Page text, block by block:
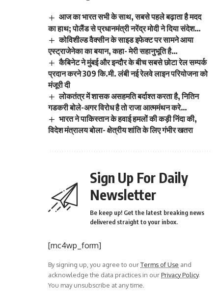
आज का भारत सभी के साथ, सबसे पहले बढ़ाता है मदद
का हाथ; पोलैंड से प्रधानमंत्री नरेंद्र मोदी ने दिया संदेश…
कोविशील्ड वैक्सीन के साइड इफेक्ट पर सामने आया
एस्ट्राजेनेका का बयान, कहा- मेरी सहानुभूति है…
कैबिनेट ने मुंबई और इन्दौर के बीच सबसे छोटा रेल सम्पर्क
प्रदान करने 309 कि.मी. लंबी नई रेलवे लाइन परियोजना को
मंजूरी दी
लोकतंत्र में शासक असहमति बर्दाश्त करता है, नितिन
गडकरी बोले-अगर विरोध है तो राजा आत्ममंथन करे…
भारत ने पाकिस्तान के हवाई हमलों की कड़ी निंदा की,
विदेश मंत्रालय बोला- क्षेत्रीय शांति के लिए गंभीर खतरा
Sign Up For Daily
Newsletter
Be keep up! Get the latest breaking news
delivered straight to your inbox.
[mc4wp_form]
By signing up, you agree to ourTerms of Use and
acknowledge the data practices in ourPrivacy Policy.
You may unsubscribe at any time.